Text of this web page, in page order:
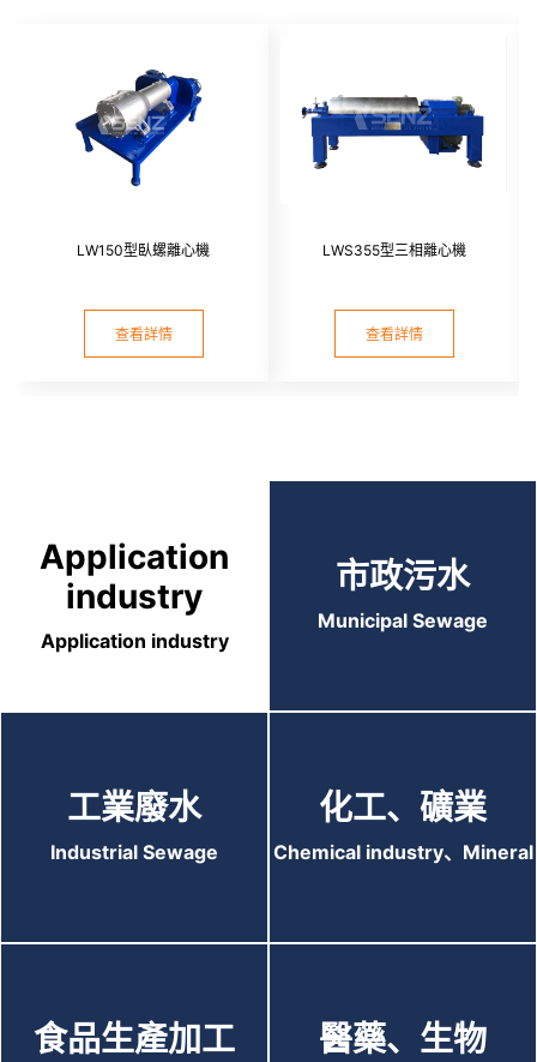
LW150型臥螺離心機
查看詳情
LWS355型三相離心機
查看詳情
市政污水
Municipal Sewage
工業廢水
Industrial Sewage
Application
industry
Application industry
化工、礦業
Chemical industry、Mineral
食品生產加工 醫藥、生物